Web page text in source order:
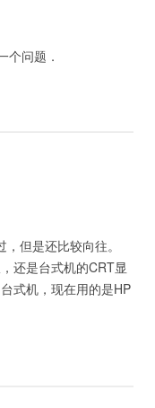
个问题．
但是还比较向往。
还是台式机的CRT显
式机，现在用的是HP